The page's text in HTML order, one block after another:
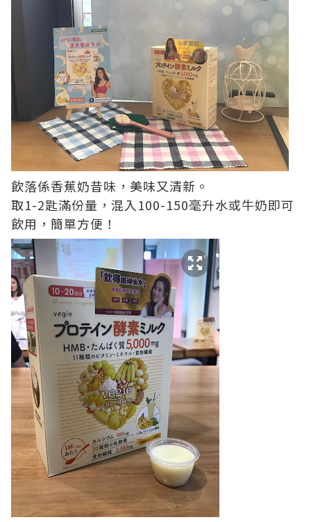
飲落係香蕉奶昔味，美味又清新。
取1-2匙滿份量，混入100-150毫升水或牛奶即可
飲用，簡單方便！